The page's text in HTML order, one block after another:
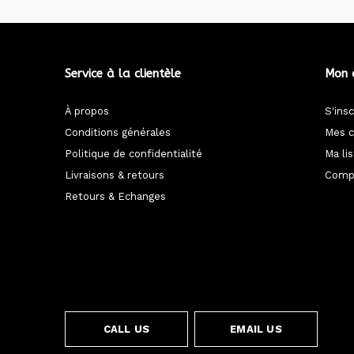
Service à la clientèle
À propos
Conditions générales
Politique de confidentialité
Livraisons & retours
Retours & Echanges
Mon
Mes
Ma
CALL US EMAIL US